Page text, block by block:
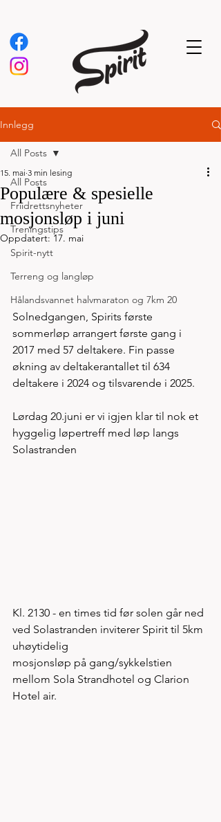
Innlegg
All Posts
Friidrettsnyheter
Treningstips
Spirit-nytt
Terreng og langløp
Hålandsvannet halvmaraton og 7km 20
All Posts
Populære & spesielle
mosjonsløp i juni
15. mai 3 min lesing
Oppdatert: 17. mai
Solnedgangen, Spirits første
sommerløp arrangert første gang i
2017 med 57 deltakere. Fin passe
økning av deltakerantallet til 634
deltakere i 2024 og tilsvarende i 2025.
Lørdag 20.juni er vi igjen klar til nok et
hyggelig løpertreff med løp langs
Solastranden
Kl. 2130 - en times tid før solen går ned
ved Solastranden inviterer Spirit til 5km
uhøytidelig
mosjonsløp på gang/sykkelstien
mellom Sola Strandhotel og Clarion
Hotel air.